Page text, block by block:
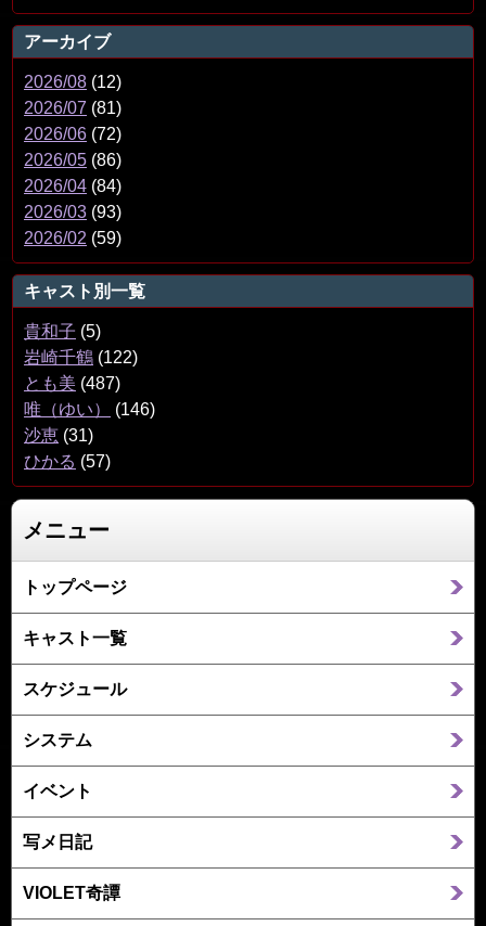
アーカイブ
2026/08 (12)
2026/07 (81)
2026/06 (72)
2026/05 (86)
2026/04 (84)
2026/03 (93)
2026/02 (59)
キャスト別一覧
貴和子 (5)
岩崎千鶴 (122)
とも美 (487)
唯（ゆい）
(146)
沙恵 (31)
ひかる (57)
メニュー
トップページ
キャスト一覧
スケジュール
システム
イベント
写メ日記
VIOLET奇譚